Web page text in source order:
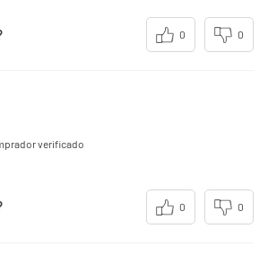
0 0
verificado
0 0